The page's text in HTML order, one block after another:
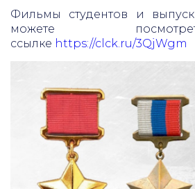
Фильмы студентов и
можете
ссылке https://clck.ru/3QjWgm